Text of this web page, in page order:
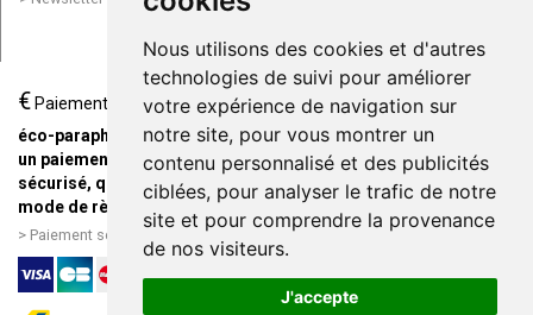
Nous utilisons des cookies et d'autres
technologies de suivi pour améliorer
votre expérience de navigation sur
notre site, pour vous montrer un
contenu personnalisé et des publicités
ciblées, pour analyser le trafic de notre
site et pour comprendre la provenance
de nos visiteurs.
J'accepte
ligne
€ Paiement
éco-parapharmacie.fr offre
un paiement entièrement
sécurisé, quel que soit le
mode de règlement
Paiement sécurisé et simple
Livraison / Point retrait
Commandez en ligne et
recevez votre commande
rapidement chez vous ou en
point retrait
Livraison chez vous ou en